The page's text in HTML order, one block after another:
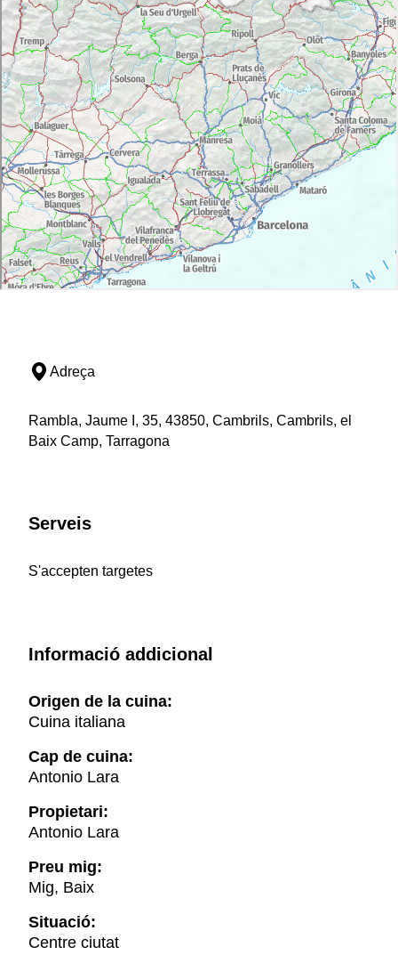
Adreça
Rambla, Jaume I, 35, 43850, Cambrils, Cambrils, el
Baix Camp, Tarragona
Serveis
S'accepten targetes
Informació addicional
Origen de la cuina:
Cuina italiana
Cap de cuina:
Antonio Lara
Propietari:
Antonio Lara
Preu mig:
Mig, Baix
Situació:
Centre ciutat